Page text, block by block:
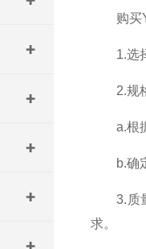
购买
1.选择
2.规格
a.根据
b.确定
3.质量
求。